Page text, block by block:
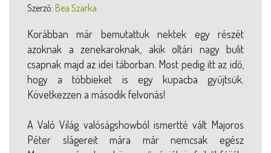
Szerző: Bea Szarka
Korábban már bemutattuk nektek egy részét
azoknak a zenekaroknak, akik oltári nagy bulit
csapnak majd az idei táborban. Most pedig itt az idő,
hogy a többieket is egy kupacba gyűjtsük.
Következzen a második felvonás!
A Való Világ valóságshowból ismertté vált Majoros
Péter slágereit mára már nemcsak egész